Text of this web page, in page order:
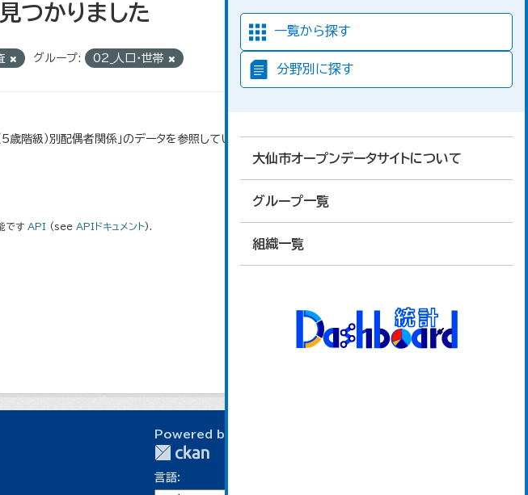
一覧から探す
分野別に探す
大仙市オープンデータサイトについて
グループ一覧
組織一覧
つかりました
グループ: 02_人口・世帯
階級）別配偶者関係」のデータを参照しています。
です API (see APIドキュメント).
Powered by
言語